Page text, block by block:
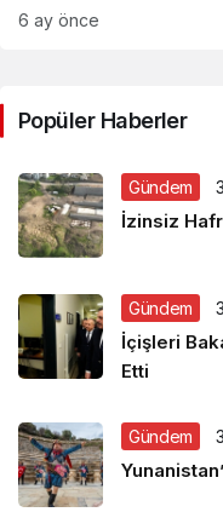
6 ay önce
Popüler Haberler
Gündem
İzinsiz
Gündem
İçişleri
Etti
Gündem